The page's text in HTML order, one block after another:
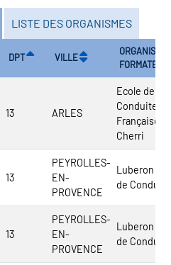
LISTE DES ORGANISMES
DPT VILLE
ORGANISME
FORMATEUR
13 ARLES
Ecole de
Conduite
Française
Cherri
13
PEYROLLES-
EN-
PROVENCE
Luberon
de Conduite
13
PEYROLLES-
EN-
PROVENCE
Luberon
de Conduite